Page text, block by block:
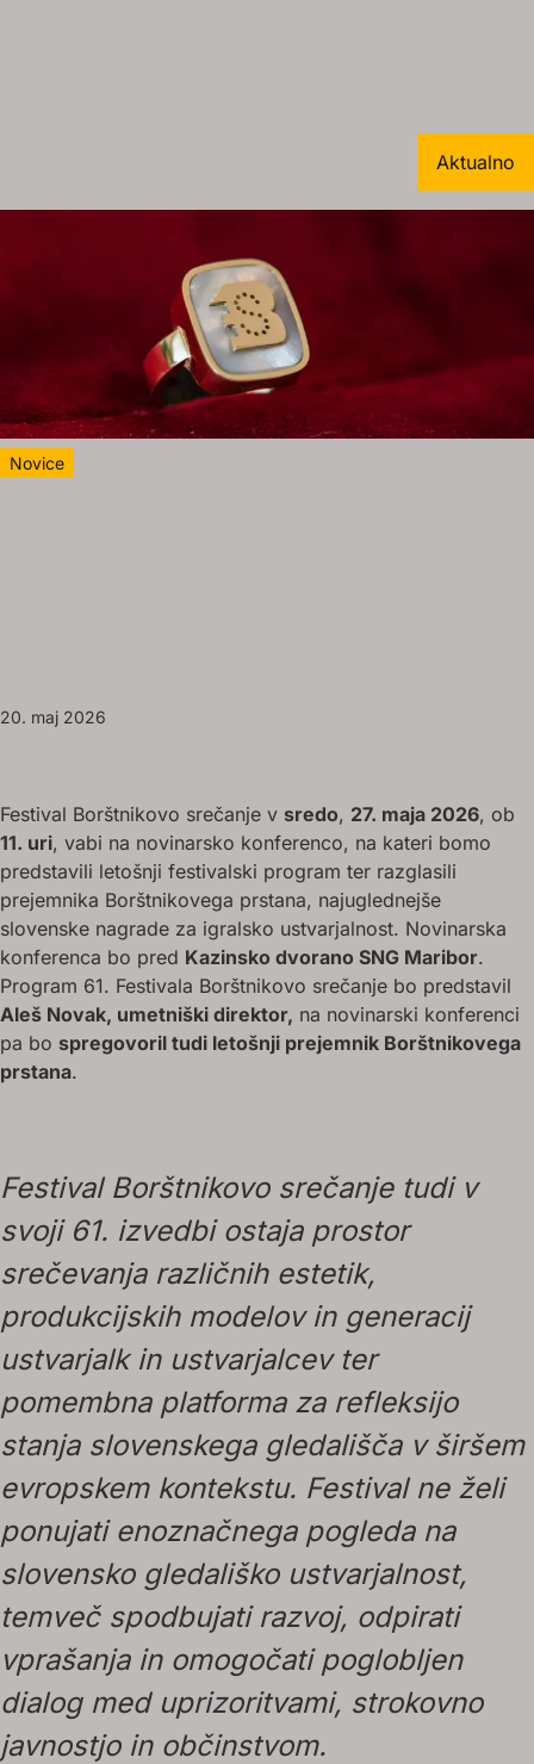
Aktualno
Novice
20. maj 2026
Festival Borštnikovo srečanje v sredo, 27. maja 2026, ob
11. uri, vabi na novinarsko konferenco, na kateri bomo
predstavili letošnji festivalski program ter razglasili
prejemnika Borštnikovega prstana, najuglednejše
slovenske nagrade za igralsko ustvarjalnost. Novinarska
konferenca bo pred Kazinsko dvorano SNG Maribor.
Program 61. Festivala Borštnikovo srečanje bo predstavil
Aleš Novak, umetniški direktor, na novinarski konferenci
pa bo spregovoril tudi letošnji prejemnik Borštnikovega
prstana.
Festival Borštnikovo srečanje tudi v
svoji 61. izvedbi ostaja prostor
srečevanja različnih estetik,
produkcijskih modelov in generacij
ustvarjalk in ustvarjalcev ter
pomembna platforma za refleksijo
stanja slovenskega gledališča v širšem
evropskem kontekstu. Festival ne želi
ponujati enoznačnega pogleda na
slovensko gledališko ustvarjalnost,
temveč spodbujati razvoj, odpirati
vprašanja in omogočati poglobljen
dialog med uprizoritvami, strokovno
javnostjo in občinstvom.